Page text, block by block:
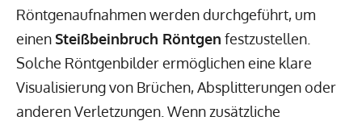
Röntgenaufnahmen werden durchgeführt, um
einen Steißbeinbruch Röntgen festzustellen.
Solche Röntgenbilder ermöglichen eine klare
Visualisierung von Brüchen, Absplitterungen oder
anderen Verletzungen. Wenn zusätzliche